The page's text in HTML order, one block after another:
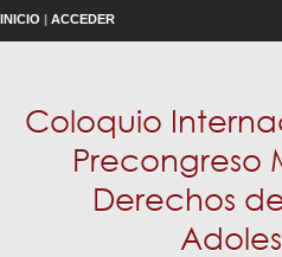
INICIO | ACCEDER
Coloquio
Precongreso
Derechos